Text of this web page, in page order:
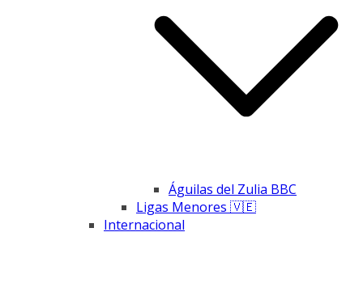
Águilas del Zulia BBC
Ligas Menores 🇻🇪
Internacional